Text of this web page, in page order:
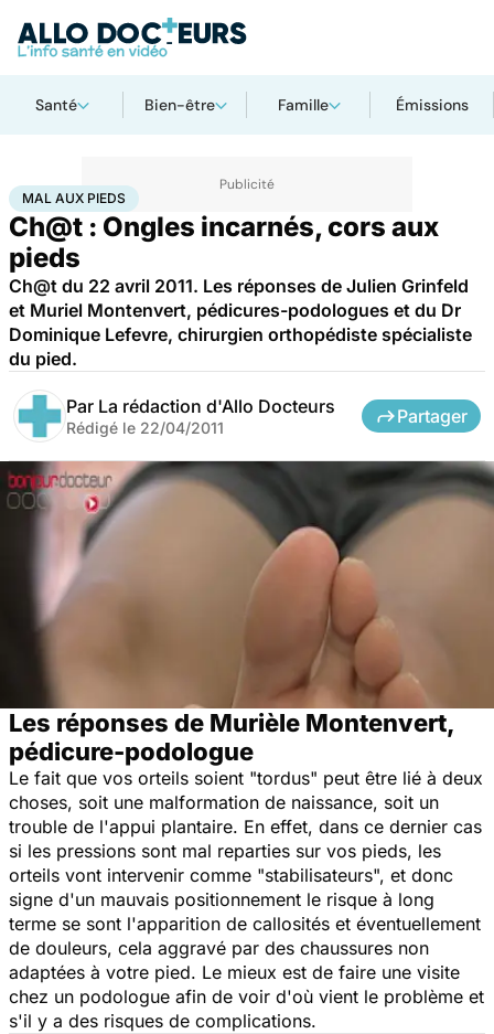
Santé Bien-être Famille Émissions
AccueilSantéMaladies Mal aux pieds
MAL AUX PIEDS
Ch@t : Ongles incarnés, cors aux
pieds
Ch@t du 22 avril 2011. Les réponses de Julien Grinfeld
et Muriel Montenvert, pédicures-podologues et du Dr
Dominique Lefevre, chirurgien orthopédiste spécialiste
du pied.
Par La rédaction d'Allo Docteurs
Rédigé le 22/04/2011
Partager
Les réponses de Murièle Montenvert,
pédicure-podologue
Le fait que vos orteils soient "tordus" peut être lié à deux
choses, soit une malformation de naissance, soit un
trouble de l'appui plantaire. En effet, dans ce dernier cas
si les pressions sont mal reparties sur vos pieds, les
orteils vont intervenir comme "stabilisateurs", et donc
signe d'un mauvais positionnement le risque à long
terme se sont l'apparition de callosités et éventuellement
de douleurs, cela aggravé par des chaussures non
adaptées à votre pied. Le mieux est de faire une visite
chez un podologue afin de voir d'où vient le problème et
s'il y a des risques de complications.